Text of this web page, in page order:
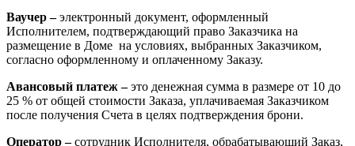
Ваучер –электронный документ, оформленный
Исполнителем, подтверждающий право Заказчика на
размещение в Доме на условиях, выбранных Заказчиком,
согласно оформленному и оплаченному Заказу.
Авансовый платеж –это денежная сумма в размере от 10 до
25 % от общей стоимости Заказа, уплачиваемая Заказчиком
после получения Счета в целях подтверждения брони.
Оператор –сотрудник Исполнителя, обрабатывающий Заказ,